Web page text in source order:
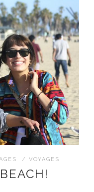
/ VOYAGES